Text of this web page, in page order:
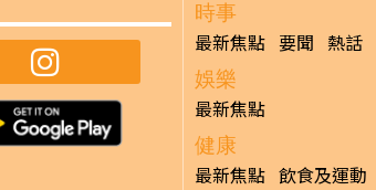
時事
最新焦點 要聞 熱話
娛樂
最新焦點
健康
最新焦點 飲食及運動